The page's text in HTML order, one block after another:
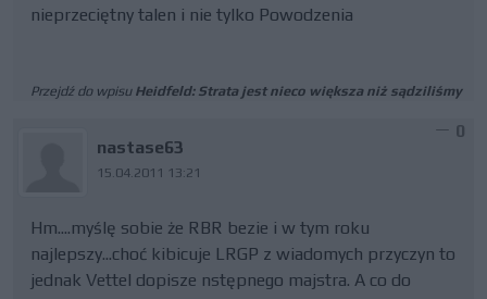
nieprzeciętny talen i nie tylko Powodzenia
Przejdź do wpisu Heidfeld: Strata jest nieco większa niż sądziliśmy
nastase63
15.04.2011 13:21
0
Hm....myślę sobie że RBR bezie i w tym roku
najlepszy...choć kibicuje LRGP z wiadomych przyczyn to
jednak Vettel dopisze nstępnego majstra. A co do